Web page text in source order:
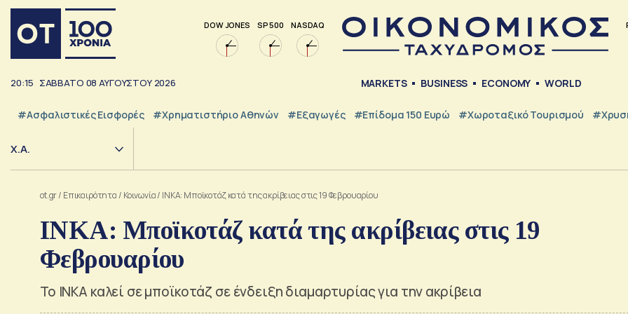
DOW JONES SP 500 NASDAQ
20:15 ΣΑΒΒΑΤΟ 08 ΑΥΓΟΥΣΤΟΥ 2026 MARKETS BUSINESS ECONOMY WORLD
#Ασφαλιστικές Εισφορές #Χρηματιστήριο Αθηνών #εξαγωγές #Επίδομα 150 Ευρώ #Χωροταξικό Τουρισμού
Χ.Α.
ot.gr/ Επικαιρότητα / Κοινωνία/ ΙΝΚΑ: Μποϊκοτάζ κατά της ακρίβειας στις 19 Φεβρουαρίου
ΙΝΚΑ: Μποϊκοτάζ κατά της ακρίβειας στις 19
Φεβρουαρίου
To ΙΝΚΑ καλεί σε μποϊκοτάζ σε ένδειξη διαμαρτυρίας για την ακρίβεια